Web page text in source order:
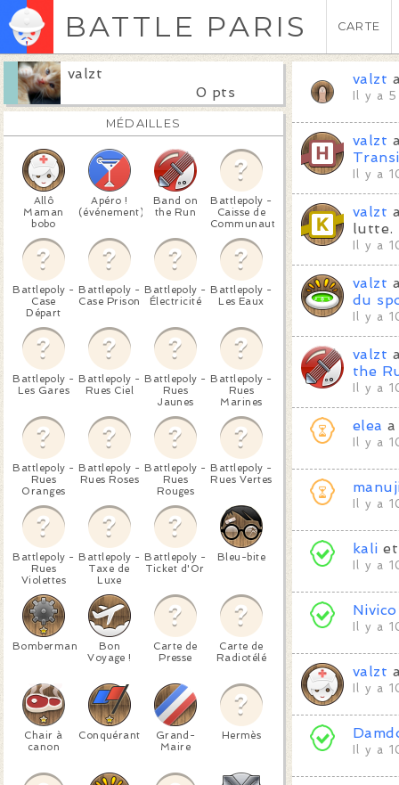
BATTLE PARIS CARTE
valzt
0 pts
MÉDAILLES
Allô
Maman
bobo
Apéro !
(événement)
Band on
the Run
Battlepoly -
Caisse de
Communauté
Battlepoly -
Case
Départ
Battlepoly -
Case Prison
Battlepoly -
Électricité
Battlepoly -
Les Eaux
Battlepoly -
Les Gares
Battlepoly -
Rues Ciel
Battlepoly -
Rues
Jaunes
Battlepoly -
Rues
Marines
Battlepoly -
Rues
Oranges
Battlepoly -
Rues Roses
Battlepoly -
Rues
Rouges
Battlepoly -
Rues Vertes
Battlepoly -
Rues
Violettes
Battlepoly -
Taxe de
Luxe
Battlepoly -
Ticket d'Or
Bleu-bite
Bomberman
Bon
Voyage !
Carte de
Presse
Carte de
Radiotélé
Chair à
canon
Conquérant
Grand-
Maire
Hermès
valzt
Il y a
valzt
Il y a
valzt
lutte.
Il y a
valzt
du
Il y a
valzt
the
Il y a
elea
Il y a
Il y a
kali
Il y a
Nivico
Il y a
valzt
Il y a
Il y a